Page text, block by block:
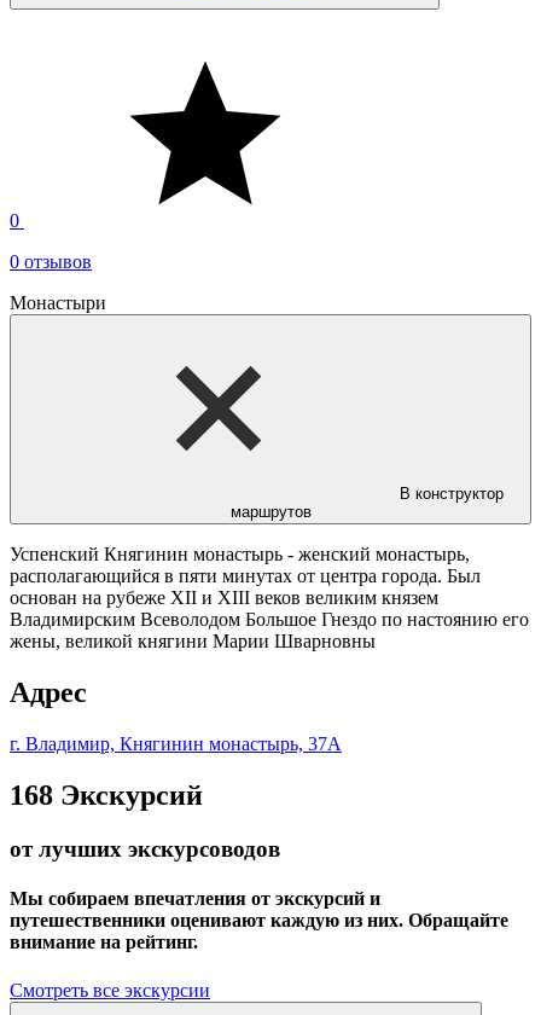
0
0 отзывов
Монастыри
В конструктор
маршрутов
Успенский Княгинин монастырь - женский монастырь,
располагающийся в пяти минутах от центра города. Был
основан на рубеже XII и XIII веков великим князем
Владимирским Всеволодом Большое Гнездо по настоянию его
жены, великой княгини Марии Шварновны
Адрес
г. Владимир, Княгинин монастырь, 37А
168 Экскурсий
от лучших экскурсоводов
Мы собираем впечатления от экскурсий и
путешественники оценивают каждую из них. Обращайте
внимание на рейтинг.
Смотреть все экскурсии